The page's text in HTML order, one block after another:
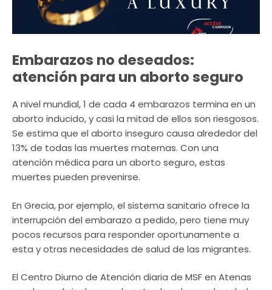
Embarazos no deseados:
atención para un aborto seguro
A nivel mundial, 1 de cada 4 embarazos termina en un
aborto inducido, y casi la mitad de ellos son riesgosos.
Se estima que el aborto inseguro causa alrededor del
13% de todas las muertes maternas. Con una
atención médica para un aborto seguro, estas
muertes pueden prevenirse.
En Grecia, por ejemplo, el sistema sanitario ofrece la
interrupción del embarazo a pedido, pero tiene muy
pocos recursos para responder oportunamente a
esta y otras necesidades de salud de las migrantes.
El Centro Diurno de Atención diaria de MSF en Atenas